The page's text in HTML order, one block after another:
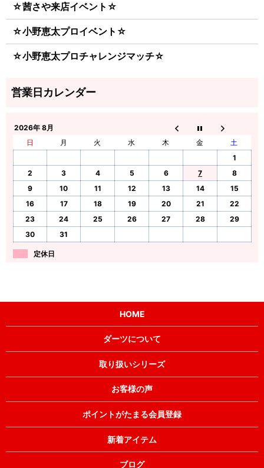
☆茜さや来店イベント☆
☆小野恵太プロイベント☆
☆小野恵太プロチャレンジマッチ☆
2026年 8月
日
月 火 水 木 金
土
1
2
3 4 5 6 7
8
9
10 11 12 13 14
15
16
17 18 19 20 21
22
23
24 25 26 27 28
29
30
31
定休日
HOME
ダーツについて
取り扱いシリーズ
お客様の声
ポイントがたまる会員登録
新着アイテム
ブログ